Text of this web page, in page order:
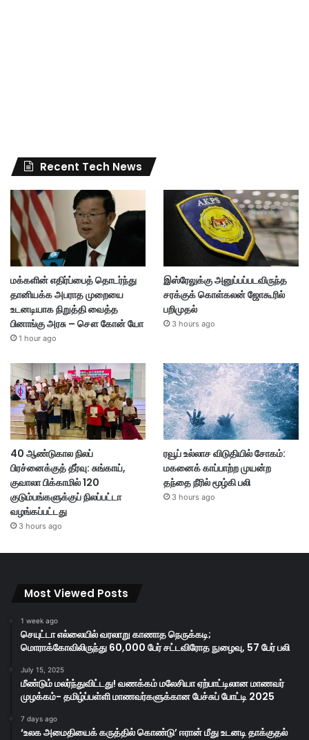
Recent Tech News
மக்களின் எதிர்ப்பைத் தொடர்ந்து
தானியக்க அபராத முறையை
உடனடியாக நிறுத்தி வைத்த
பினாங்கு அரசு – சௌ கோன் யோ
1 hour ago
இஸ்ரேலுக்கு அனுப்பப்படவிருந்த
சரக்குக் கொள்கலன் ஜோகூரில்
பறிமுதல்
3 hours ago
40 ஆண்டுகால நிலப்
பிரச்னைக்குத் தீர்வு: சுங்காய்,
குவாலா பிக்காமில் 120
குடும்பங்களுக்குப் நிலப்பட்டா
வழங்கப்பட்டது
3 hours ago
ரவூப் உல்லாச விடுதியில் சோகம்:
மகனைக் காப்பாற்ற முயன்ற
தந்தை நீரில் மூழ்கி பலி
3 hours ago
Most Viewed Posts
1 week ago
செயுட்டா எல்லையில் வரலாறு காணாத நெருக்கடி;
மொராக்கோவிலிருந்து 60,000 பேர் சட்டவிரோத நுழைவு, 57 பேர் பலி
July 15, 2025
மீண்டும் மலர்ந்துவிட்டது! வணக்கம் மலேசியா ஏற்பாட்டிலான மாணவர்
முழக்கம்- தமிழ்ப்பள்ளி மாணவர்களுக்கான பேச்சுப் போட்டி 2025
7 days ago
‘உலக அமைதியைக் கருத்தில் கொண்டு’ ஈரான் மீது உடனடி தாக்குதல்